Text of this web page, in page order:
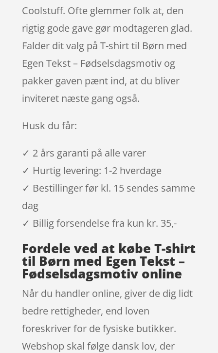
Coolstuff. Ofte glemmer folk at, den
rigtig gode gave gør modtageren glad.
Falder dit valg på T-shirt til Børn med
Egen Tekst – Fødselsdagsmotiv og
pakker gaven pænt ind, at du bliver
inviteret næste gang også.
Husk du får:
✓ 2 års garanti på alle varer
✓ Hurtig levering: 1-2 hverdage
✓ Bestillinger før kl. 15 sendes samme
dag
✓ Billig forsendelse fra kun kr. 35,-
Fordele ved at købe T-shirt
til Børn med Egen Tekst –
Fødselsdagsmotiv online
Når du handler online, giver de dig lidt
bedre rettigheder, end loven
foreskriver for de fysiske butikker.
Webshop skal følge dansk lov, der